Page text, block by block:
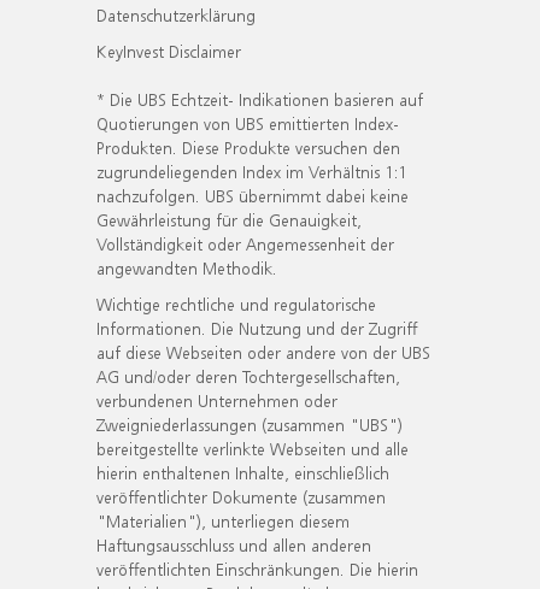
Datenschutzerklärung
KeyInvest Disclaimer
* Die UBS Echtzeit- Indikationen basieren auf
Quotierungen von UBS emittierten Index-
Produkten. Diese Produkte versuchen den
zugrundeliegenden Index im Verhältnis 1:1
nachzufolgen. UBS übernimmt dabei keine
Gewährleistung für die Genauigkeit,
Vollständigkeit oder Angemessenheit der
angewandten Methodik.
Wichtige rechtliche und regulatorische
Informationen. Die Nutzung und der Zugriff
auf diese Webseiten oder andere von der UBS
AG und/oder deren Tochtergesellschaften,
verbundenen Unternehmen oder
Zweigniederlassungen (zusammen "UBS")
bereitgestellte verlinkte Webseiten und alle
hierin enthaltenen Inhalte, einschließlich
veröffentlichter Dokumente (zusammen
"Materialien"), unterliegen diesem
Haftungsausschluss und allen anderen
veröffentlichten Einschränkungen. Die hierin